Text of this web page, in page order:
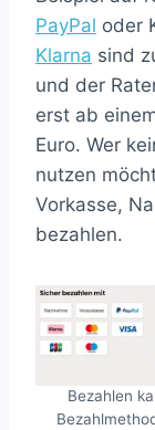
PayPal oder
Klarna sind
und der
erst ab
Euro. Wer
nutzen
Vorkasse,
bezahlen.
Bezahlen